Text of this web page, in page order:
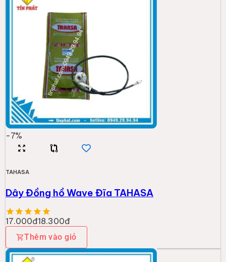
-7%
TAHASA
Dây Đồng hồ Wave Đĩa TAHASA
17.000đ18.300đ
Thêm vào giỏ